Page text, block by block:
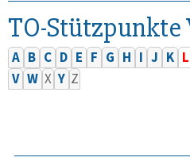
TO-
A B C D E F G H I J K L
V W X Y Z